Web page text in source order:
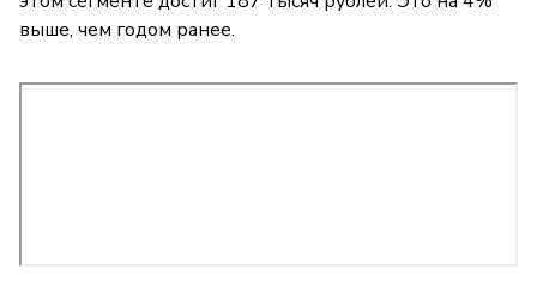
выше, чем годом ранее.